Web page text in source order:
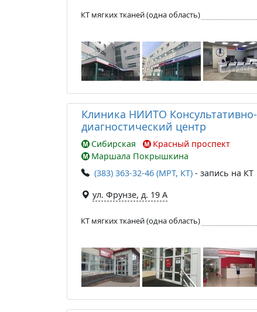
КТ мягких тканей (одна область)
Клиника НИИТО Консультативно-
диагностический центр
Сибирская
Красный проспект
Маршала Покрышкина
(383) 363-32-46 (МРТ, КТ) - запись на КТ
ул. Фрунзе, д. 19 А
КТ мягких тканей (одна область)